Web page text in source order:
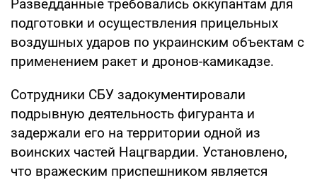
Разведданные требовались оккупантам для
подготовки и осуществления прицельных
воздушных ударов по украинским объектам с
применением ракет и дронов-камикадзе.
Сотрудники СБУ задокументировали
подрывную деятельность фигуранта и
задержали его на территории одной из
воинских частей Нацгвардии. Установлено,
что вражеским приспешником является